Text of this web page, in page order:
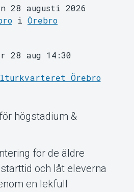
Tickster
28 augusti 2026
i Örebro
28 aug 14:30
Örebro
högstadium &
för de äldre
och låt eleverna
en lekfull